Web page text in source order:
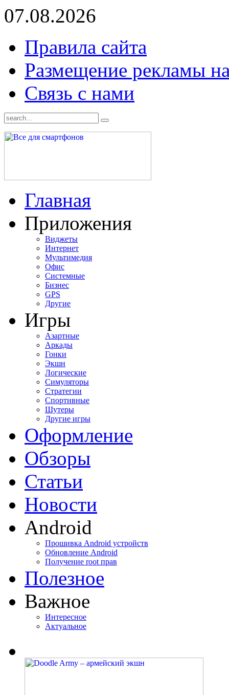
07.08.2026
Правила сайта
Размещение рекламы
Связь с нами
Главная
Приложения
Виджеты
Интернет
Мультимедия
Офис
Системные
Бизнес
GPS
Другие
Игры
Азартные
Аркады
Гонки
Экшн
Логические
Симуляторы
Стратегии
Спортивные
Шутеры
Другие игры
Оформление
Обзоры
Статьи
Новости
Android
Прошивка Android устройств
Обновление Android
Получение root прав
Полезное
Важное
Интересное
Актуальное